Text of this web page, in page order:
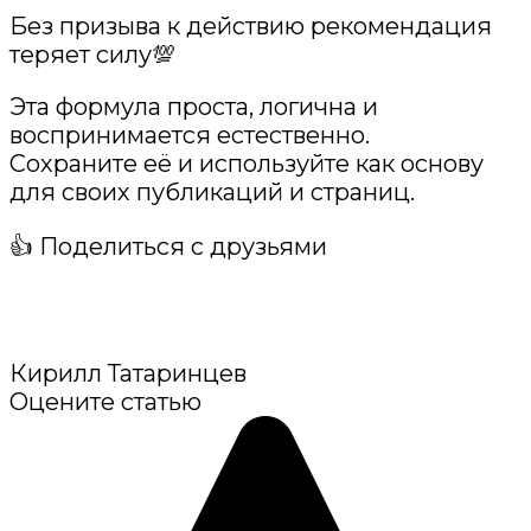
Без призыва к действию рекомендация
теряет силу💯
Эта формула проста, логична и
воспринимается естественно.
Сохраните её и используйте как основу
для своих публикаций и страниц.
👍 Поделиться с друзьями
Кирилл Татаринцев
Оцените статью